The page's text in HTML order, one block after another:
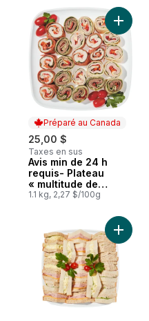
Préparé au Canada
25,00 $
Taxes en sus
Préparé au Canada
Avis min de 24 h
requis- Plateau
« multitude de
roulés »
1.1 kg, 2,27 $/100g